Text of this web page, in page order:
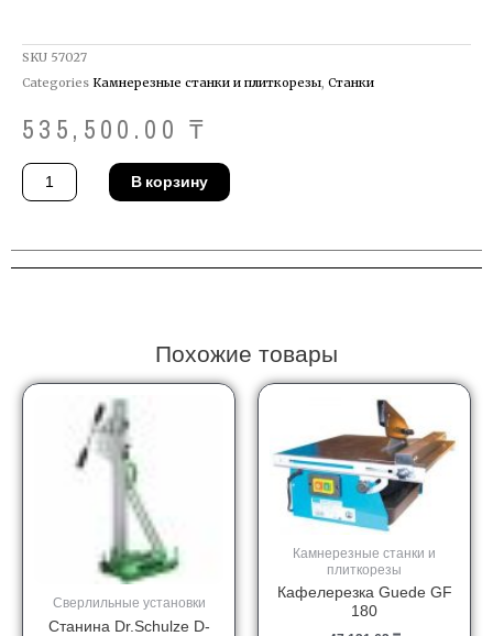
SKU 57027
Categories Камнерезные станки и плиткорезы, Станки
535,500.00₸
Количество
товара
Плиткорез
В корзину
Похожие товары
Сверлильные установки
Станина Dr.Schulze D-
Камнерезные станки и
плиткорезы
Кафелерезка Guede GF
180